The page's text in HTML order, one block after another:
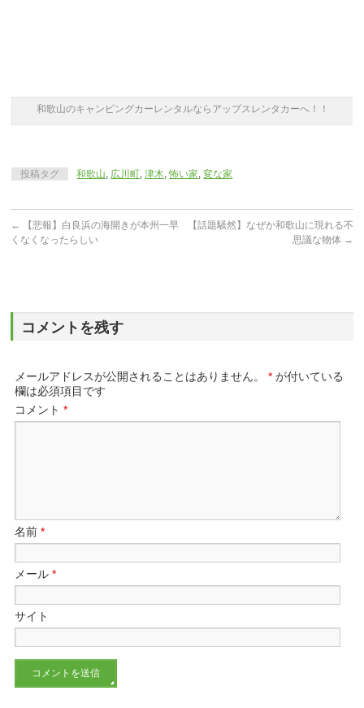
和歌山のキャンピングカーレンタルならアップスレンタカーへ！！
投稿タグ 和歌山, 広川町,津木,怖い家,変な家
←
【悲報】白良浜の海開きが本州一早
くなくなったらしい
【話題騒然】なぜか和歌山に現れる不
思議な物体 →
コメントを残す
メールアドレスが公開されることはありません。 * が付いている
欄は必須項目です
コメント*
名前*
メール*
サイト